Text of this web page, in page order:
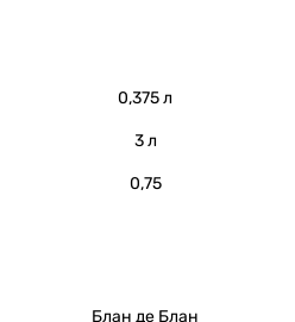
0,375 л
3 л
0,75
Блан де Блан